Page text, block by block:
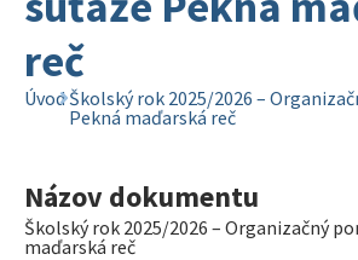
reč
Úvod Školský rok 2025/2026 –
Pekná maďarská reč
Názov dokumentu
Školský rok 2025/2026 – Organizačný
maďarská reč